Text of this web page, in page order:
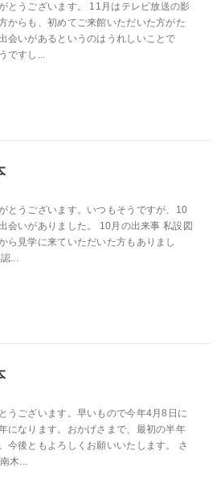
とうございます。 11月はテレビ放送の影
からも、初めてご来館いただいた方がた
会いがあるというのはうれしいことで
ですし...
とうございます。いつもそうですが、10
会いがありました。 10月の出来事 私設図
ら見学に来ていただいた方もありまし
...
うございます。早いもので今年4月8日に
になります。おかげさまで、最初の半年
今後ともよろしくお願いいたします。 さ
木...